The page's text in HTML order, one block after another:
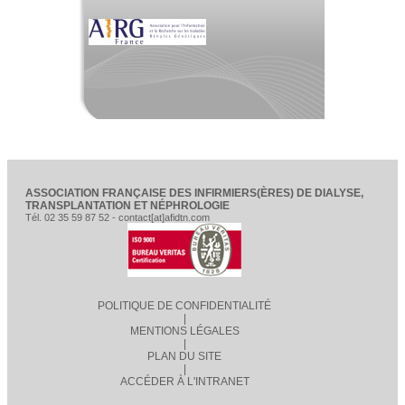
ASSOCIATION FRANÇAISE DES INFIRMIERS(ÈRES) DE DIALYSE,
TRANSPLANTATION ET NÉPHROLOGIE
Tél. 02 35 59 87 52 - contact[at]afidtn.com
POLITIQUE DE CONFIDENTIALITÉ
MENTIONS LÉGALES
PLAN DU SITE
ACCÉDER À L'INTRANET